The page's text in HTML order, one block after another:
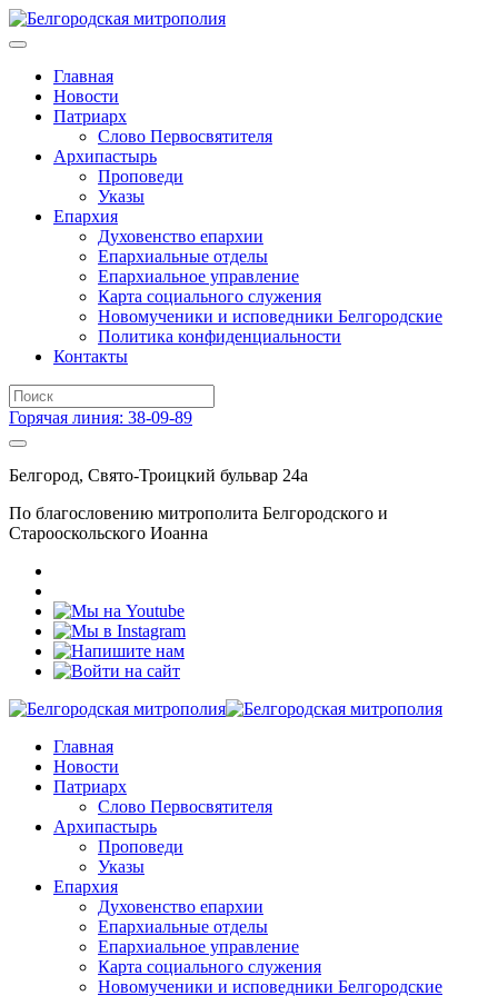
Главная
Новости
Патриарх
Слово Первосвятителя
Архипастырь
Проповеди
Указы
Епархия
Духовенство епархии
Епархиальные отделы
Епархиальное управление
Карта социального служения
Новомученики и исповедники Белгородские
Политика конфиденциальности
Контакты
Горячая линия: 38-09-89
Белгород, Свято-Троицкий бульвар 24а
По благословению митрополита Белгородского и
Старооскольского Иоанна
Главная
Новости
Патриарх
Слово Первосвятителя
Архипастырь
Проповеди
Указы
Епархия
Духовенство епархии
Епархиальные отделы
Епархиальное управление
Карта социального служения
Новомученики и исповедники Белгородские